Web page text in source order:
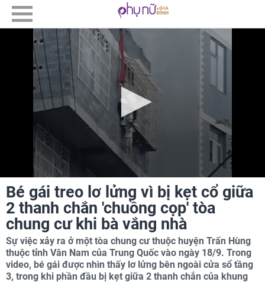
Bé gái treo lơ lửng vì bị kẹt cổ giữa
2 thanh chắn 'chuồng cọp' tòa
chung cư khi bà vắng nhà
Sự việc xảy ra ở một tòa chung cư thuộc huyện Trấn Hùng
thuộc tỉnh Vân Nam của Trung Quốc vào ngày 18/9. Trong
video, bé gái được nhìn thấy lơ lửng bên ngoài cửa sổ tầng
3, trong khi phần đầu bị kẹt giữa 2 thanh chắn của khung